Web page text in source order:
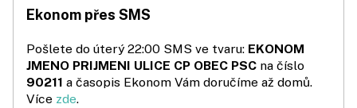
Ekonom přes SMS
Pošlete do úterý 22:00 SMS ve tvaru: EKONOM
JMENO PRIJMENI ULICE CP OBEC PSC na číslo
90211 a časopis Ekonom Vám doručíme až domů.
Více zde.